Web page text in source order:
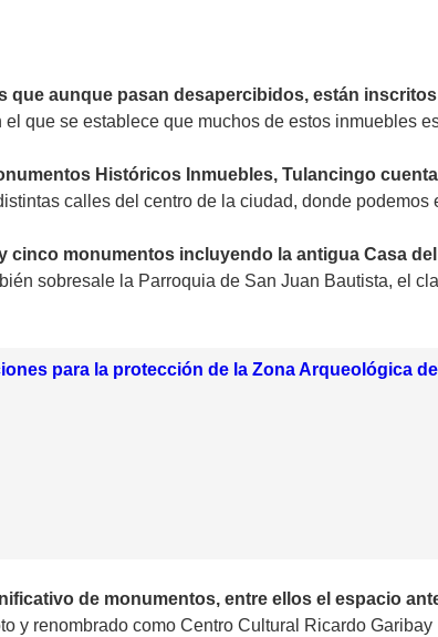
aunque pasan desapercibidos, están
el que se establece que muchos de estos inmuebles
Históricos Inmuebles, Tulancingo
calles del centro de la ciudad, donde
monumentos incluyendo la antigua Casa
sobresale la Parroquia de San Juan Bautista, el
para la protección de la Zona Arqueológica
de monumentos, entre ellos el espacio
y renombrado como Centro Cultural Ricardo Garibay